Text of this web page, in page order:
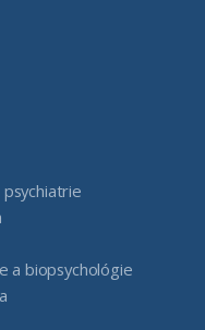
a biopsychológie